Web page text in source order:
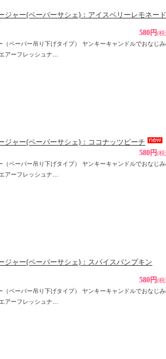
ジャー(ペーパーサシェ)：アイスベリーレモネード
580円(税
ペーパー吊り下げタイプ） ヤンキーキャンドルでおなじ
アーフレッシュナ…
ジャー(ペーパーサシェ)：ココナッツビーチ
580円(税
ペーパー吊り下げタイプ） ヤンキーキャンドルでおなじ
アーフレッシュナ…
ジャー(ペーパーサシェ)：スパイスパンプキン
580円(税
ペーパー吊り下げタイプ） ヤンキーキャンドルでおなじ
アーフレッシュナ…